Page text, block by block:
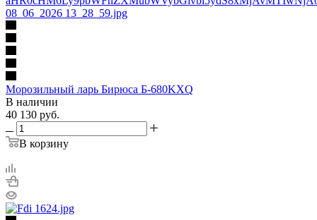
Морозильный ларь Бирюса Б-680KXQ
В наличии
40 130 руб.
В корзину